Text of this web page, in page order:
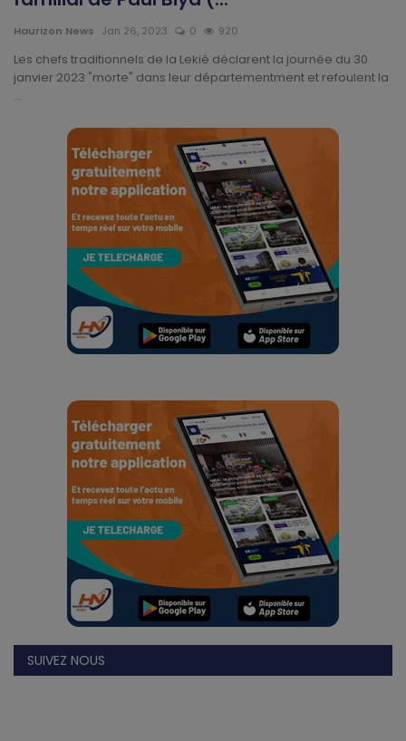
Technologie
Motivation
Politique
Articles Sponsorisés
Education
Économie
Actu People
Voyages
Blagues
Haurizon News Jan 26, 2023 0 920
Les chefs traditionnels de la Lekié déclarent la journée du 30
janvier 2023 "morte" dans leur départementment et refoulent la
...
SUIVEZ NOUS